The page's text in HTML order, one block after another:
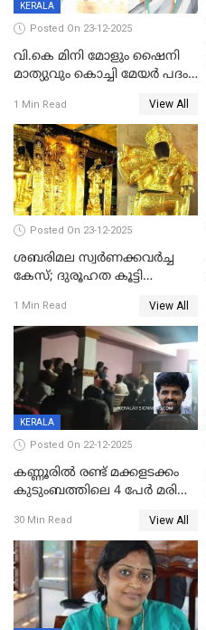
KERALA
Posted On 23-12-2025
വി.കെ മിനി മോളും ഷൈനി
മാത്യുവും കൊച്ചി മേയർ പദം
മേയറാകില്ല
1 Min Read View All
Posted On 23-12-2025
ശബരിമല സ്വര്‍ണക്കവര്‍ച്ച
കേസ്; ദുരൂഹത കൂട്ടി
1 Min Read View All
KERALA
Posted On 22-12-2025
കണ്ണൂരിൽ രണ്ട് മക്കളടക്കം
കുടുംബത്തിലെ 4 പേർ മരിച്ച
30 Min Read View All